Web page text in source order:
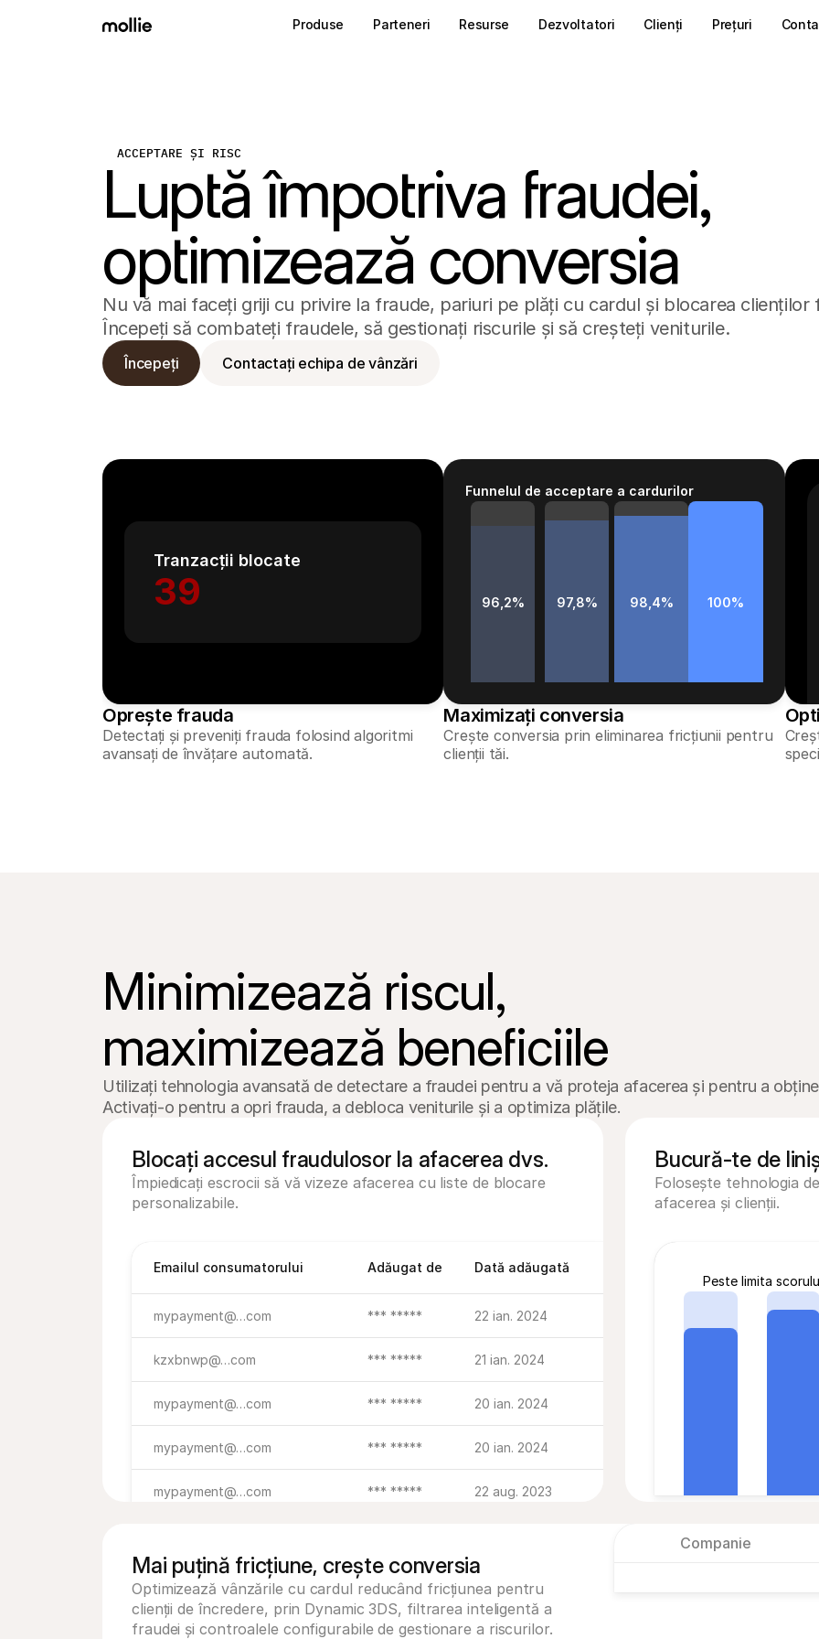
ACCEPTARE ȘI RISC
Luptă împotriva fraudei,
optimizează conversia
Nu vă mai faceți griji cu privire la fraude, pariuri pe plăți cu cardul și blocarea clienților
Începeți să combateți fraudele, să gestionați riscurile și să creșteți veniturile.
Începeți Contactați echipa de vânzări
Tranzacții blocate
39
Oprește frauda
Detectați și preveniți frauda folosind algoritmi
avansați de învățare automată.
Funnelul de acceptare a cardurilor
96,2% 97,8% 98,4% 100%
Maximizați conversia
Crește conversia prin eliminarea fricțiunii pentru
clienții tăi.
Minimizează riscul,
maximizează beneficiile
Utilizați tehnologia avansată de detectare a fraudei pentru a vă proteja afacerea și pentru a
Activați-o pentru a opri frauda, a debloca veniturile și a optimiza plățile.
Blocați accesul fraudulosor la afacerea dvs.
Împiedicați escrocii să vă vizeze afacerea cu liste de blocare
personalizabile.
Emailul consumatorului Adăugat de Dată adăugată
mypayment@…com *** ***** 22 ian. 2024
kzxbnwp@…com *** ***** 21 ian. 2024
mypayment@…com *** ***** 20 ian. 2024
mypayment@…com *** ***** 20 ian. 2024
mypayment@…com *** ***** 22 aug. 2023
mypayment@…com *** *****
mypayment@…com *** ***** 22 aug. 2023
Bucură-te de
Folosește tehnologia
afacerea și clienții.
Peste limita
Mai puțină fricțiune, crește conversia
Optimizează vânzările cu cardul reducând fricțiunea pentru
clienții de încredere, prin Dynamic 3DS, filtrarea inteligentă a
fraudei și controalele configurabile de gestionare a riscurilor.
Companie
Produse Parteneri Resurse Dezvoltatori Clienți Prețuri